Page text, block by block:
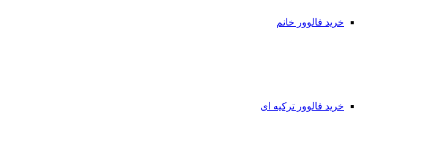
خرید فالوور خانم
خرید فالوور ترکیه ای